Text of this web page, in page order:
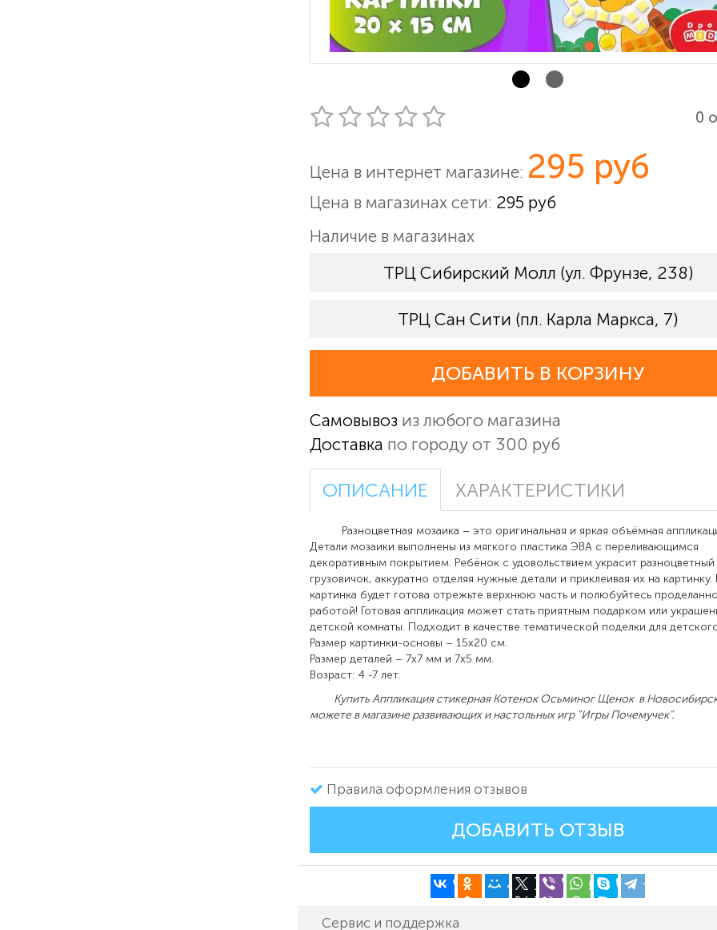
0
Цена в интернет магазине: 295 руб
Цена в магазинах сети: 295 руб
Наличие в магазинах
ТРЦ Сибирский Молл (ул. Фрунзе, 238)
ТРЦ Сан Сити (пл. Карла Маркса, 7)
ДОБАВИТЬ В КОРЗИНУ
Самовывоз из любого магазина
Доставка по городу от 300 руб
ОПИСАНИЕ ХАРАКТЕРИСТИКИ
Разноцветная мозаика – это оригинальная и яркая объёмная
Детали мозаики выполнены из мягкого пластика ЭВА с переливающимся
декоративным покрытием. Ребёнок с удовольствием украсит разноцветный
грузовичок, аккуратно отделяя нужные детали и приклеивая их на картинку.
картинка будет готова отрежьте верхнюю часть и полюбуйтесь
работой! Готовая аппликация может стать приятным подарком или
детской комнаты. Подходит в качестве тематической поделки для
Размер картинки-основы – 15х20 см.
Размер деталей – 7х7 мм и 7х5 мм.
Возраст: 4 -7 лет.
Купить Аппликация стикерная Котенок Осьминог Щенок в
можете в магазине развивающих и настольных игр "Игры Почемучек".
Правила оформления отзывов
ДОБАВИТЬ ОТЗЫВ
Сервис и поддержка